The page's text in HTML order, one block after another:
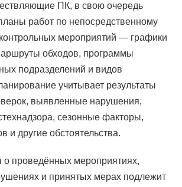
ПК, в свою очередь
работ по непосредственному
мероприятий — графики
обходов, программы
подразделений и видов
учитывает результаты
выявленные нарушения,
сезонные факторы,
и другие обстоятельства.
проведённых мероприятиях,
и принятых мерах подлежит